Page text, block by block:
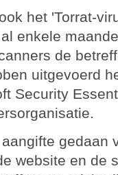
het 'Torrat-
enkele
de
uitgevoerd
Security
gedaan
website en de